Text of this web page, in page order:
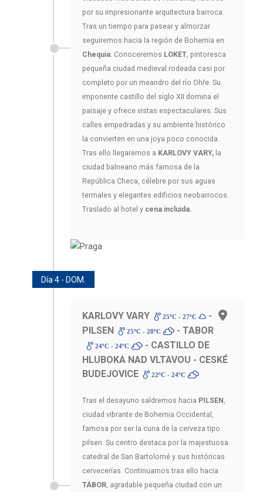
por su impresionante arquitectura barroca.
Tras un tiempo para pasear y almorzar
seguiremos hacia la región de Bohemia en
Chequia . Conoceremos LOKET , pintoresca
pequeña ciudad medieval rodeada casi por
completo por un meandro del río Ohře. Su
imponente castillo del siglo XII domina el
paisaje y ofrece vistas espectaculares. Sus
calles empedradas y su ambiente histórico
la convierten en una joya poco conocida.
Tras ello llegaremos a KARLOVY VARY, la
ciudad balneario más famosa de la
República Checa, célebre por sus aguas
termales y elegantes edificios neobarrocos.
Traslado al hotel y cena incluida.
Día 4 - DOM.
KARLOVY VARY 25ºC - 27ºC
-
PILSEN
25ºC - 28ºC - TABOR
24ºC - 24ºC
- CASTILLO DE
HLUBOKA NAD VLTAVOU - CESKÉ
BUDEJOVICE
22ºC - 24ºC
Tras el desayuno saldremos hacia PILSEN
ciudad vibrante de Bohemia Occidental,
famosa por ser la cuna de la cerveza tipo
pilsen. Su centro destaca por la majestuosa
catedral de San Bartolomé y sus históricas
cervecerías. Continuamos tras ello hacia
TÁBOR , agradable pequeña ciudad con un